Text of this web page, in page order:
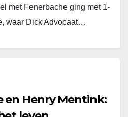
met Fenerbache ging met 1-
waar Dick Advocaat…
en Henry Mentink: